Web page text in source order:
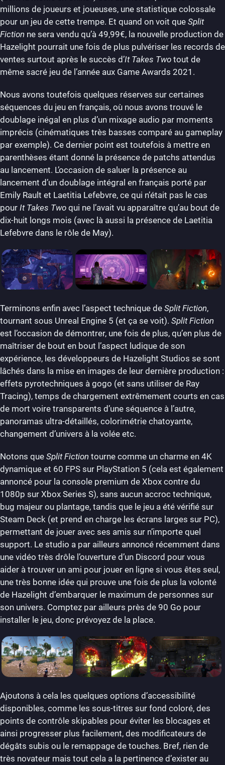
millions de joueurs et joueuses, une statistique colossale
pour un jeu de cette trempe. Et quand on voit que Split
Fiction ne sera vendu qu’à 49,99€, la nouvelle production de
Hazelight pourrait une fois de plus pulvériser les records de
ventes surtout après le succès d’It Takes Two tout de
même sacré jeu de l’année aux Game Awards 2021.
Nous avons toutefois quelques réserves sur certaines
séquences du jeu en français, où nous avons trouvé le
doublage inégal en plus d’un mixage audio par moments
imprécis (cinématiques très basses comparé au gameplay
par exemple). Ce dernier point est toutefois à mettre en
parenthèses étant donné la présence de patchs attendus
au lancement. L’occasion de saluer la présence au
lancement d’un doublage intégral en français porté par
Emily Rault et Laetitia Lefebvre, ce qui n’était pas le cas
pour It Takes Two qui ne l’avait vu apparaître qu’au bout de
dix-huit longs mois (avec là aussi la présence de Laetitia
Lefebvre dans le rôle de May).
Terminons enfin avec l’aspect technique de Split Fiction,
tournant sous Unreal Engine 5 (et ça se voit). Split Fiction
est l’occasion de démontrer, une fois de plus, qu’en plus de
maîtriser de bout en bout l’aspect ludique de son
expérience, les développeurs de Hazelight Studios se sont
lâchés dans la mise en images de leur dernière production :
effets pyrotechniques à gogo (et sans utiliser de Ray
Tracing), temps de chargement extrêmement courts en cas
de mort voire transparents d’une séquence à l’autre,
panoramas ultra-détaillés, colorimétrie chatoyante,
changement d’univers à la volée etc.
Notons que Split Fiction tourne comme un charme en 4K
dynamique et 60 FPS sur PlayStation 5 (cela est également
annoncé pour la console premium de Xbox contre du
1080p sur Xbox Series S), sans aucun accroc technique,
bug majeur ou plantage, tandis que le jeu a été vérifié sur
Steam Deck (et prend en charge les écrans larges sur PC),
permettant de jouer avec ses amis sur n’importe quel
support. Le studio a par ailleurs annoncé récemment dans
une vidéo très drôle l’ouverture d’un Discord pour vous
aider à trouver un ami pour jouer en ligne si vous êtes seul,
une très bonne idée qui prouve une fois de plus la volonté
de Hazelight d’embarquer le maximum de personnes sur
son univers. Comptez par ailleurs près de 90 Go pour
installer le jeu, donc prévoyez de la place.
Ajoutons à cela les quelques options d’accessibilité
disponibles, comme les sous-titres sur fond coloré, des
points de contrôle skipables pour éviter les blocages et
ainsi progresser plus facilement, des modificateurs de
dégâts subis ou le remappage de touches. Bref, rien de
très novateur mais tout cela a la pertinence d’exister au